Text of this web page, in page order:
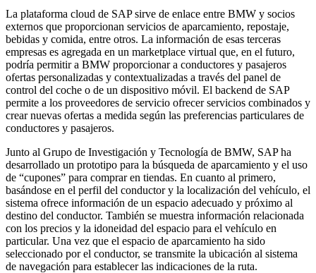
La plataforma cloud de SAP sirve de enlace entre BMW y socios
externos que proporcionan servicios de aparcamiento, repostaje,
bebidas y comida, entre otros. La información de esas terceras
empresas es agregada en un marketplace virtual que, en el futuro,
podría permitir a BMW proporcionar a conductores y pasajeros
ofertas personalizadas y contextualizadas a través del panel de
control del coche o de un dispositivo móvil. El backend de SAP
permite a los proveedores de servicio ofrecer servicios combinados y
crear nuevas ofertas a medida según las preferencias particulares de
conductores y pasajeros.
Junto al Grupo de Investigación y Tecnología de BMW, SAP ha
desarrollado un prototipo para la búsqueda de aparcamiento y el uso
de “cupones” para comprar en tiendas. En cuanto al primero,
basándose en el perfil del conductor y la localización del vehículo, el
sistema ofrece información de un espacio adecuado y próximo al
destino del conductor. También se muestra información relacionada
con los precios y la idoneidad del espacio para el vehículo en
particular. Una vez que el espacio de aparcamiento ha sido
seleccionado por el conductor, se transmite la ubicación al sistema
de navegación para establecer las indicaciones de la ruta.